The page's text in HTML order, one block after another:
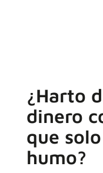
¿Harto
dinero
que
humo?